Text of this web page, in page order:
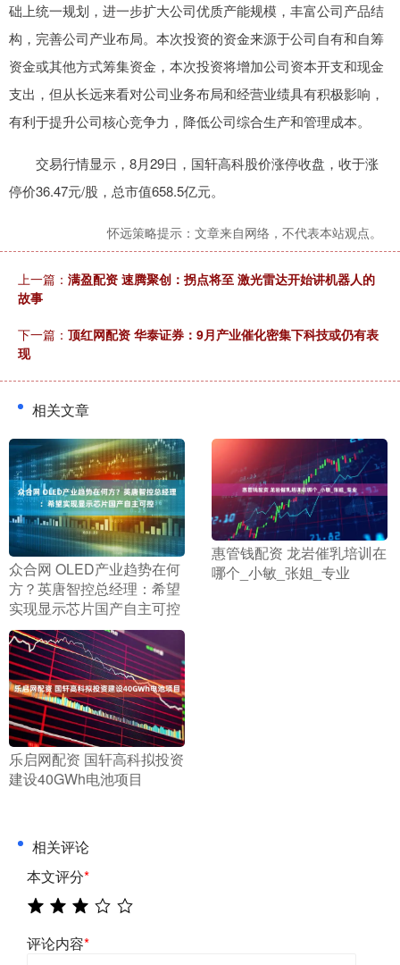
础上统一规划，进一步扩大公司优质产能规模，丰富公司产品结
构，完善公司产业布局。本次投资的资金来源于公司自有和自筹
资金或其他方式筹集资金，本次投资将增加公司资本开支和现金
支出，但从长远来看对公司业务布局和经营业绩具有积极影响，
有利于提升公司核心竞争力，降低公司综合生产和管理成本。
交易行情显示，8月29日，国轩高科股价涨停收盘，收于涨
停价36.47元/股，总市值658.5亿元。
怀远策略提示：文章来自网络，不代表本站观点。
上一篇： 满盈配资 速腾聚创：拐点将至 激光雷达开始讲机器人的
故事
下一篇： 顶红网配资 华泰证券：9月产业催化密集下科技或仍有表
现
相关文章
​众合网 OLED产业趋势在何
方？英唐智控总经理：希望
实现显示芯片国产自主可控
​惠管钱配资 龙岩催乳培训在
哪个_小敏_张姐_专业
​乐启网配资 国轩高科拟投资
建设40GWh电池项目
相关评论
本文评分*
评论内容*